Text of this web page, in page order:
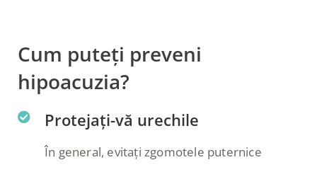
Cum puteți preveni
hipoacuzia?
Protejați-vă urechile
În general, evitați zgomotele puternice